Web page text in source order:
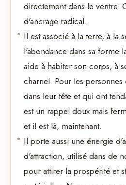
directement dans le ventre.
d'ancrage radical.
Il est associé à la terre, à la
l'abondance dans sa forme
aide à habiter son corps, à
charnel. Pour les
dans leur tête et qui ont
est un rappel doux mais
et il est là, maintenant.
Il porte aussi une énergie
d'attraction, utilisé dans de
pour attirer la prospérité et